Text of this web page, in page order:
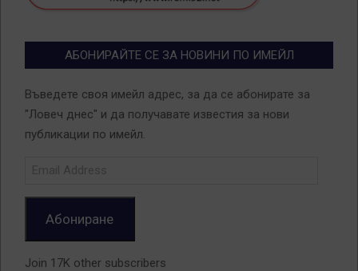
АБОНИРАЙТЕ СЕ ЗА НОВИНИ ПО ИМЕЙЛ
Въведете своя имейл адрес, за да се абонирате за
"Ловеч днес" и да получавате известия за нови
публикации по имейл.
Абониране
Join 17K other subscribers